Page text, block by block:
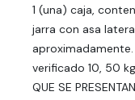
1 (una) caja,
jarra con asa
verificado 10, 50
QUE SE